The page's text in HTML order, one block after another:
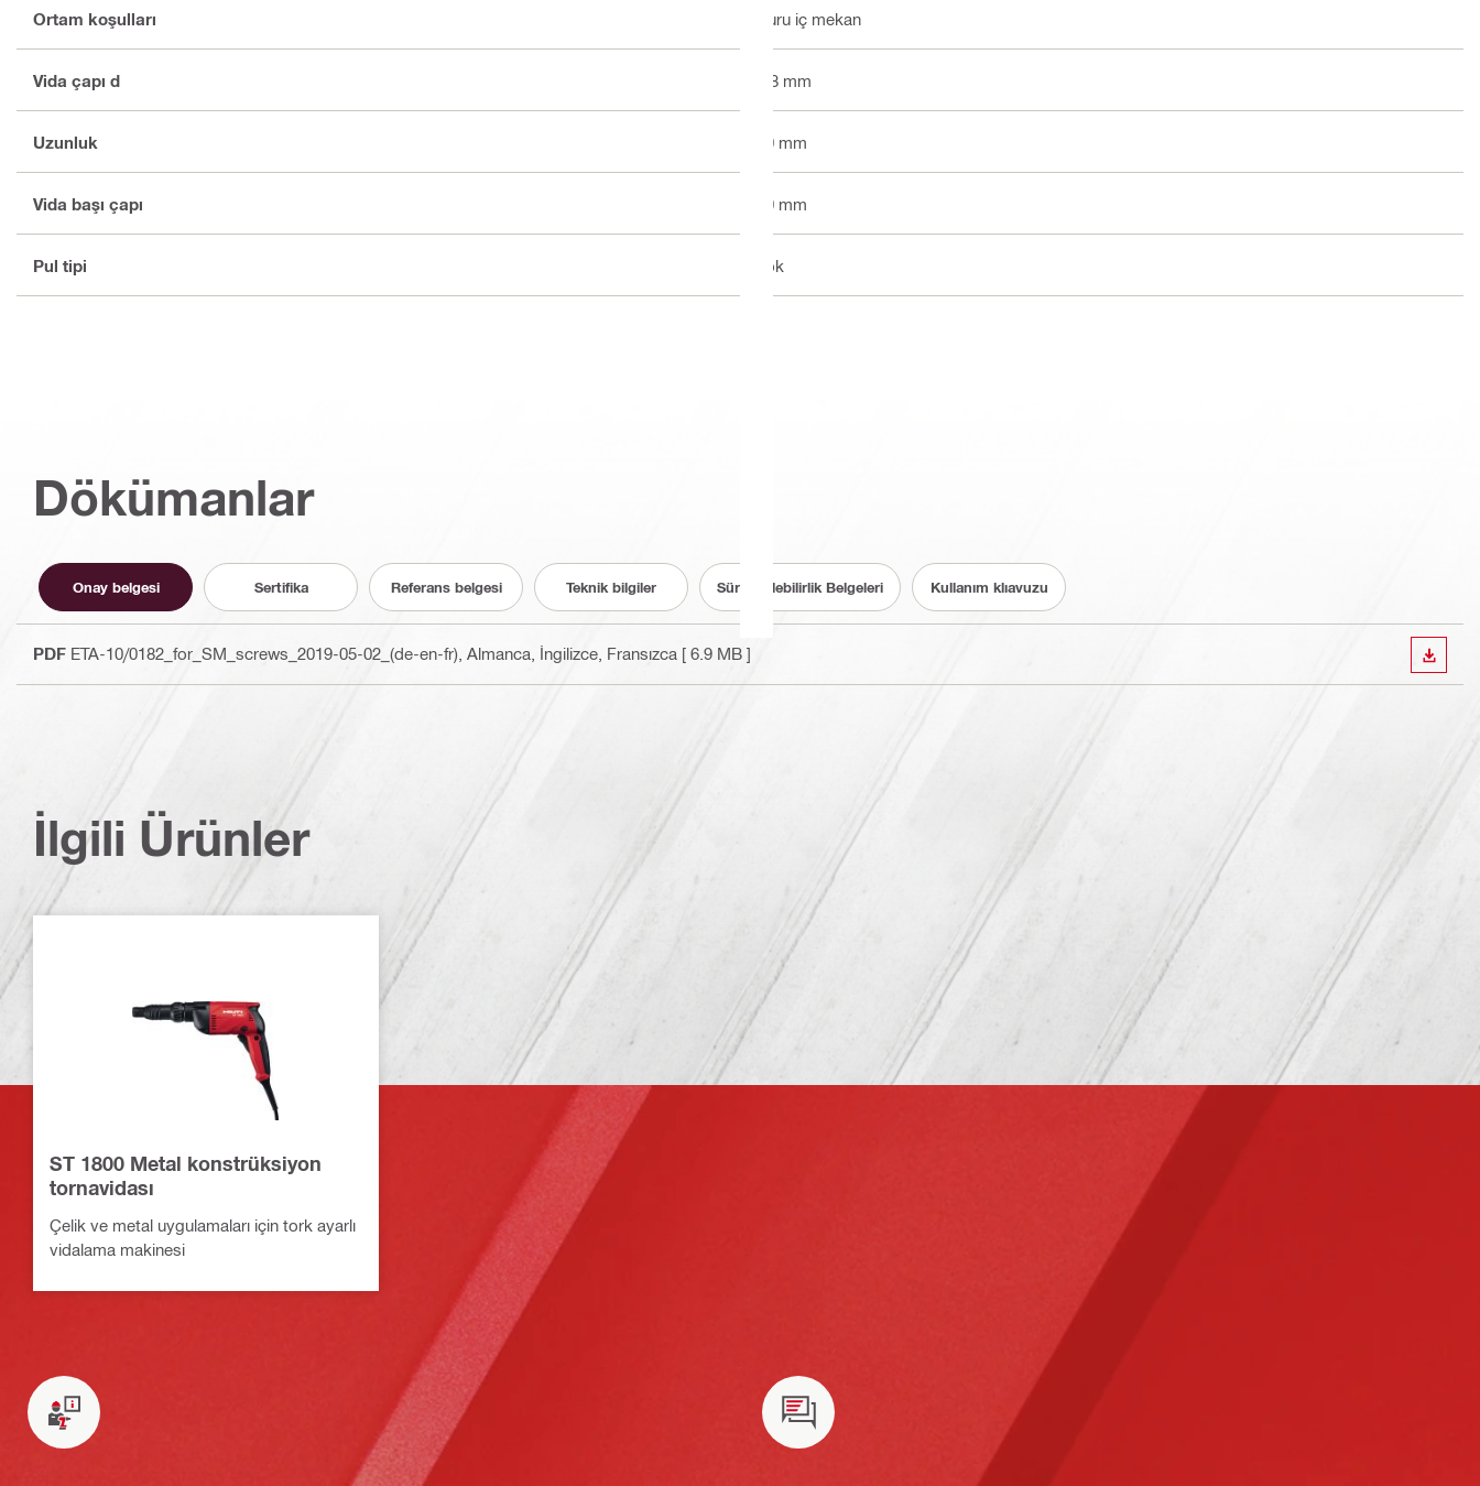
Ortam koşulları Kuru iç mekan
Vida çapı d 4.8 mm
Uzunluk 20 mm
Vida başı çapı 10 mm
Pul tipi Yok
Dökümanlar
Onay belgesi Sertifika Referans belgesi Teknik bilgiler Sürdürülebilirlik Belgeleri Kullanım klıavuzu
PDF ETA-10/0182_for_SM_screws_2019-05-02_(de-en-fr) , Almanca, İngilizce, Fransızca [ 6.9 MB ] İNDIR
İlgili Ürünler
ST 1800 Metal konstrüksiyon
tornavidası
Çelik ve metal uygulamaları için tork ayarlı
vidalama makinesi